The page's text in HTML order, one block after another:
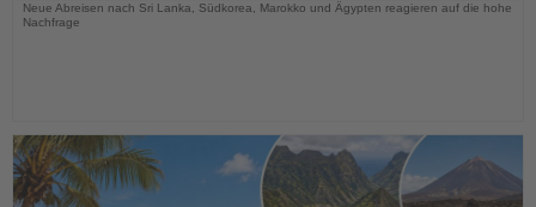
Neue Abreisen nach Sri Lanka, Südkorea, Marokko und Ägypten reagieren auf die hohe
Nachfrage